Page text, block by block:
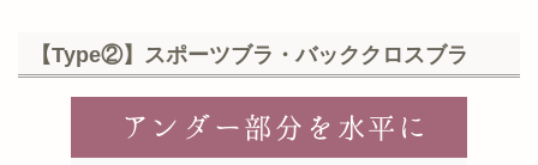
【Type②】スポーツブラ・バッククロスブラ